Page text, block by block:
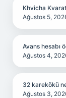
Khvicha
Ağustos 5,
Avans hesabı
Ağustos 4,
32 karekökü
Ağustos 3,